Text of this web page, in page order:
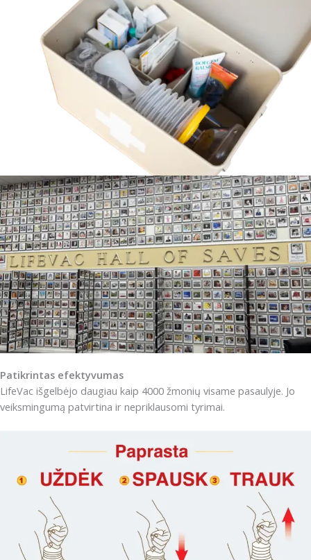
Patikrintas efektyvumas
LifeVac išgelbėjo daugiau kaip 4000 žmonių visame pasaulyje. Jo
veiksmingumą patvirtina ir nepriklausomi tyrimai.